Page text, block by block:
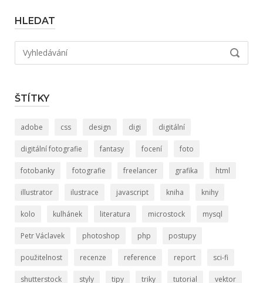
HLEDAT
Hledat:
ŠTÍTKY
adobe css design digi digitální
digitální fotografie fantasy focení foto
fotobanky fotografie freelancer grafika html
illustrator ilustrace javascript kniha knihy
kolo kulhánek literatura microstock mysql
Petr Václavek photoshop php postupy
použitelnost recenze reference report sci-fi
shutterstock styly tipy triky tutorial vektor